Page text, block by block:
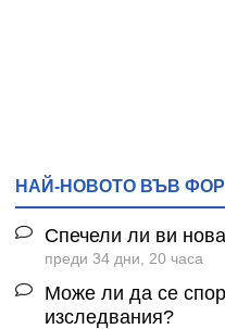
НАЙ-НОВОТО ВЪВ
Спечели ли ви
преди 34 дни, 20 часа
Може ли да се
изследвания?